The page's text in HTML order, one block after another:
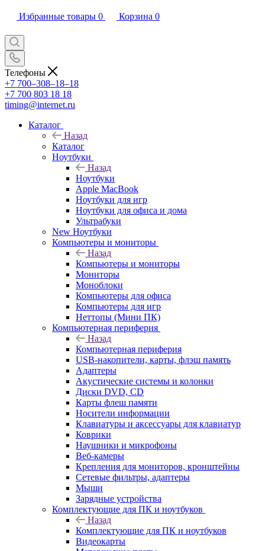
Избранные товары 0 Корзина 0
Телефоны
+7 700‒308‒18‒18
+7 700 803 18 18
timing@internet.ru
Каталог
Назад
Каталог
Ноутбуки
Назад
Ноутбуки
Apple MacBook
Ноутбуки для игр
Ноутбуки для офиса и дома
Ультрабуки
New Ноутбуки
Компьютеры и мониторы
Назад
Компьютеры и мониторы
Мониторы
Моноблоки
Компьютеры для офиса
Компьютеры для игр
Неттопы (Мини ПК)
Компьютерная периферия
Назад
Компьютерная периферия
USB-накопители, карты, флэш память
Адаптеры
Акустические системы и колонки
Диски DVD, CD
Карты флеш памяти
Носители информации
Клавиатуры и аксессуары для клавиатур
Коврики
Наушники и микрофоны
Веб-камеры
Крепления для мониторов, кронштейны
Сетевые фильтры, адаптеры
Мыши
Зарядные устройства
Комплектующие для ПК и ноутбуков
Назад
Комплектующие для ПК и ноутбуков
Видеокарты